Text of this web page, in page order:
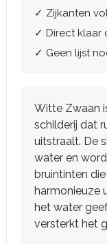
✓ Zijkanten
✓ Direct klaar
✓ Geen lijst
Witte Zwaan
schilderij dat
uitstraalt. De
water en
bruintinten
harmonieuze
het water
versterkt het